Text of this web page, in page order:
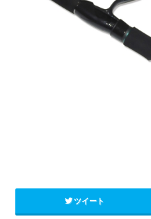
ツイート